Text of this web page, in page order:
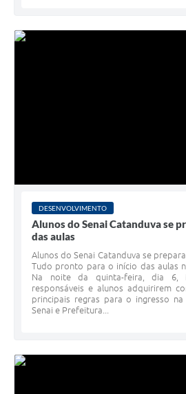
DESENVOLVIMENTO
Alunos do Senai Catanduva se
das aulas
Alunos do Senai Catanduva se
Tudo pronto para o início das aulas
Na noite da quinta-feira, dia 6,
responsáveis e alunos adquirirem
principais regras para o ingresso
Senai e Prefeitura...